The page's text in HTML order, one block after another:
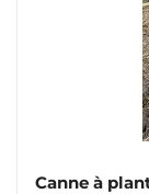
Canne à